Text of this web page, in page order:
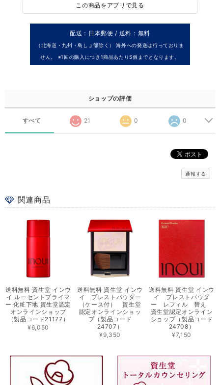
この商品をアプリで見る
配送：日本郵便 / 送料：無料
（北海道・九州・島しょ部除く） 海外への発送は行っておりま
せん。 ※1回の購入につき1商品あたり5個までとなります。
ショップの評価
すべて 21 0 0
通報する
関連商品
送料無料 資生堂 インウ
イ ルーセントプライマ
ー 化粧下地 資生堂認定
オンラインショップ
（製品コード21177）
¥6,050
送料無料 資生堂 インウ
イ プレストパウダー
（ケース付） 資生堂
認定オンラインショッ
プ（製品コード
24707）
¥9,350
送料無料 資生堂 インウ
イ プレストパウダ
ー レフィル 替え
資生堂認定オンライン
ショップ（製品コード
24708）
¥7,150